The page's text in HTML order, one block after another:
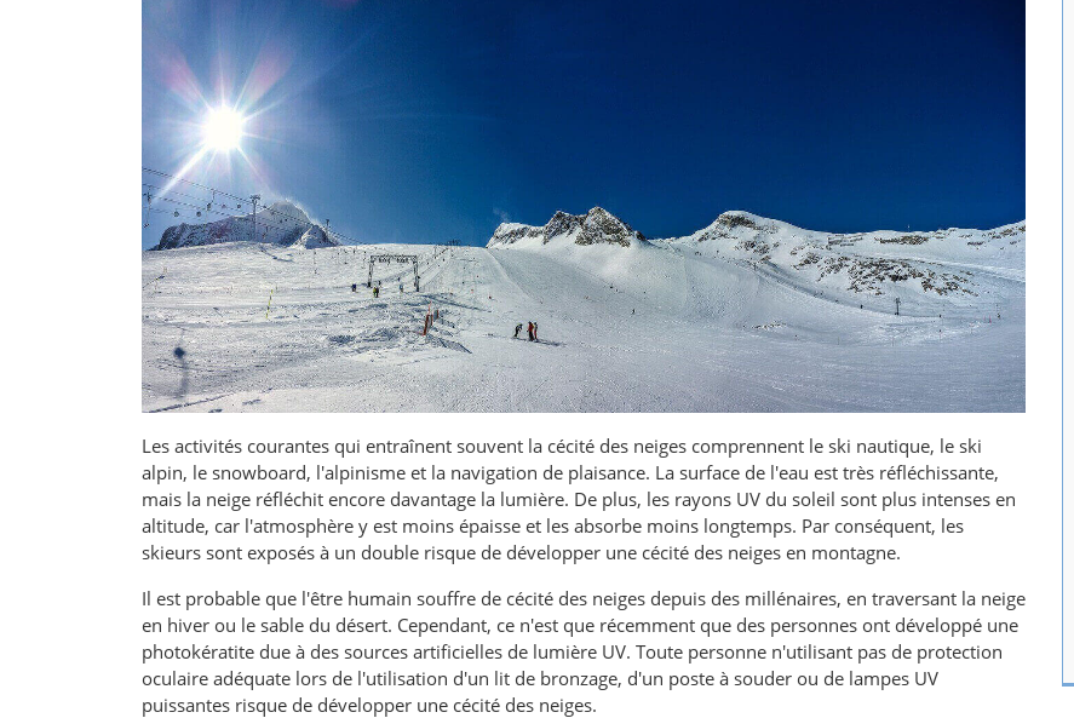
Les activités courantes qui entraînent souvent la cécité des neiges comprennent le ski nautique, le ski
alpin, le snowboard, l'alpinisme et la navigation de plaisance. La surface de l'eau est très réfléchissante,
mais la neige réfléchit encore davantage la lumière. De plus, les rayons UV du soleil sont plus intenses en
altitude, car l'atmosphère y est moins épaisse et les absorbe moins longtemps. Par conséquent, les
skieurs sont exposés à un double risque de développer une cécité des neiges en montagne.
Il est probable que l'être humain souffre de cécité des neiges depuis des millénaires, en traversant la neige
en hiver ou le sable du désert. Cependant, ce n'est que récemment que des personnes ont développé une
photokératite due à des sources artificielles de lumière UV. Toute personne n'utilisant pas de protection
oculaire adéquate lors de l'utilisation d'un lit de bronzage, d'un poste à souder ou de lampes UV
puissantes risque de développer une cécité des neiges.